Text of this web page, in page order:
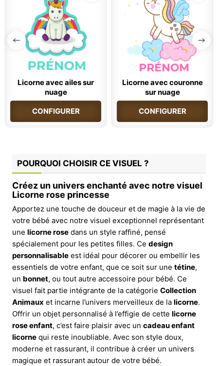
Licorne avec ailes sur
nuage
CONFIGURER
Licorne avec couronne
sur nuage
CONFIGURER
POURQUOI CHOISIR CE VISUEL ?
Créez un univers enchanté avec notre visuel
Licorne rose princesse
Apportez une touche de douceur et de magie à la vie de
votre bébé avec notre visuel exceptionnel représentant
une licorne rose dans un style raffiné, pensé
spécialement pour les petites filles. Ce design
personnalisable est idéal pour décorer ou embellir les
essentiels de votre enfant, que ce soit sur une tétine,
un bonnet, ou tout autre accessoire pour bébé. Ce
visuel fait partie intégrante de la catégorie Collection
Animaux et incarne l’univers merveilleux de la licorne.
Offrir un objet personnalisé à l’effigie de cette licorne
rose enfant, c’est faire plaisir avec un cadeau enfant
licorne qui reste inoubliable. Avec son style doux,
moderne et rassurant, il contribue à créer un univers
magique et rassurant autour de votre bébé.